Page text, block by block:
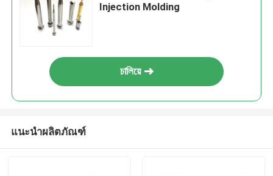
Injection Molding
চালিয়ে
แนะนำผลิตภัณฑ์